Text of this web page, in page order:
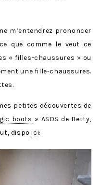
m’entendrez prononcer
que comme le veut ce
« filles-chaussures » ou
une fille-chaussures.
petites découvertes de
boots » ASOS de Betty,
dispoici: